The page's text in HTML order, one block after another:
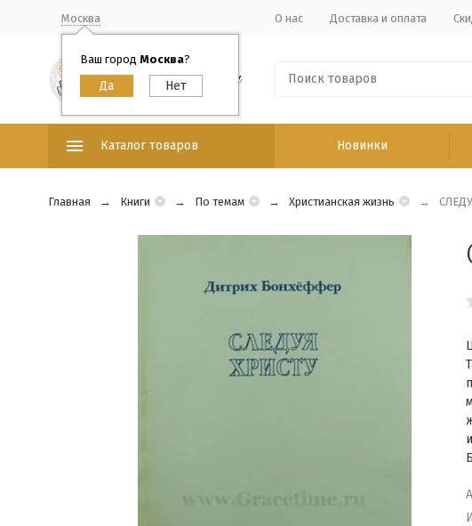
Москва
Ваш город Москва?
О нас Доставка и оплата
Каталог товаров Новинки
Главная Книги По темам Христианская жизнь